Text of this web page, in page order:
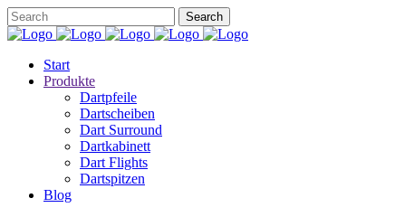
Start
Produkte
Dartpfeile
Dartscheiben
Dart Surround
Dartkabinett
Dart Flights
Dartspitzen
Blog